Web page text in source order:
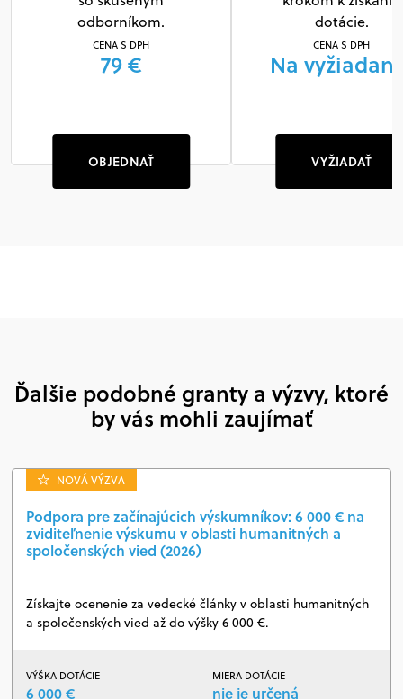
odborníkom.
CENA S DPH
79 €
OBJEDNAŤ
dotácie.
CENA S DPH
Na
VYŽIADAŤ
Ďalšie podobné granty a výzvy, ktoré
by vás mohli zaujímať
NOVÁ VÝZVA
Podpora pre začínajúcich výskumníkov: 6 000 € na
zviditeľnenie výskumu v oblasti humanitných a
spoločenských vied (2026)
Získajte ocenenie za vedecké články v oblasti humanitných
a spoločenských vied až do výšky 6 000 €.
VÝŠKA DOTÁCIE
6 000 €
MIERA DOTÁCIE
nie je určená